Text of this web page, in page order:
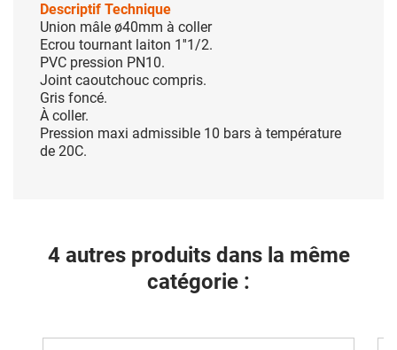
Descriptif Technique
Union mâle ø40mm à coller
Ecrou tournant laiton 1''1/2.
PVC pression PN10.
Joint caoutchouc compris.
Gris foncé.
À coller.
Pression maxi admissible 10 bars à température
de 20C.
4 autres produits dans la même
catégorie :